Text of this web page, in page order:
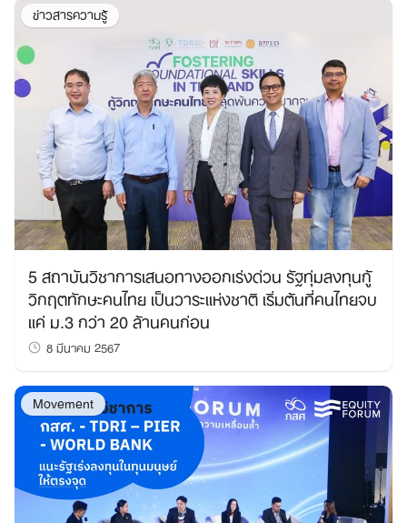
ข่าวสารความรู้
5 สถาบันวิชาการเสนอทางออกเร่งด่วน รัฐทุ่มลงทุนกู้
วิกฤตทักษะคนไทย เป็นวาระแห่งชาติ เริ่มต้นที่คนไทยจบ
แค่ ม.3 กว่า 20 ล้านคนก่อน
8 มีนาคม 2567
Movement